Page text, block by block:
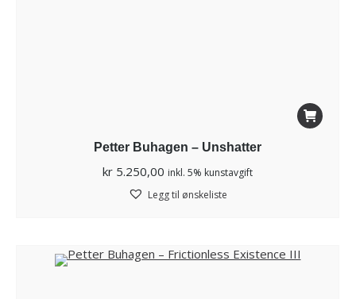
Petter Buhagen – Unshatter
kr 5.250,00 inkl. 5% kunstavgift
Legg til ønskeliste